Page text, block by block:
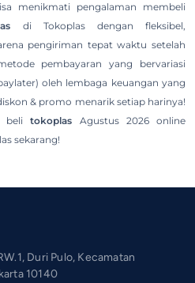
menikmati pengalaman membeli
di Tokoplas dengan fleksibel,
pengiriman tepat waktu setelah
pembayaran yang bervariasi
oleh lembaga keuangan yang
& promo menarik setiap harinya!
belitokoplas Agustus 2026 online
sekarang!
Duri Pulo, Kecamatan
10140